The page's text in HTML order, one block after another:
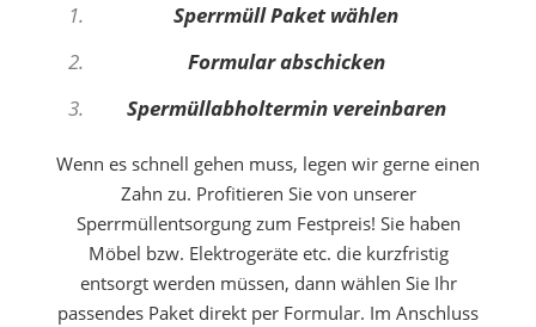
Sperrmüll Paket wählen
Formular abschicken
Spermüllabholtermin vereinbaren
Wenn es schnell gehen muss, legen wir gerne einen
Zahn zu. Profitieren Sie von unserer
Sperrmüllentsorgung zum Festpreis! Sie haben
Möbel bzw. Elektrogeräte etc. die kurzfristig
entsorgt werden müssen, dann wählen Sie Ihr
passendes Paket direkt per Formular. Im Anschluss